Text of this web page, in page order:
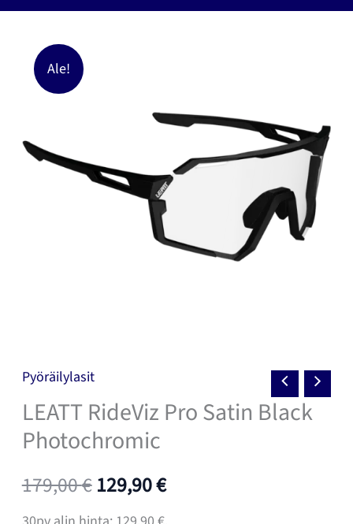
Ale!
Pyöräilylasit
LEATT RideViz Pro Satin Black
Photochromic
179,00€ Alkuperäinen
129,90€Nykyinen